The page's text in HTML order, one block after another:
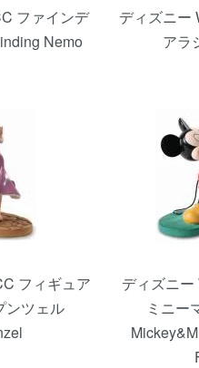
ファインデ
Nemo
ディズニー
アラ
フィギュア
ンツェル
ディズニ
ミニー